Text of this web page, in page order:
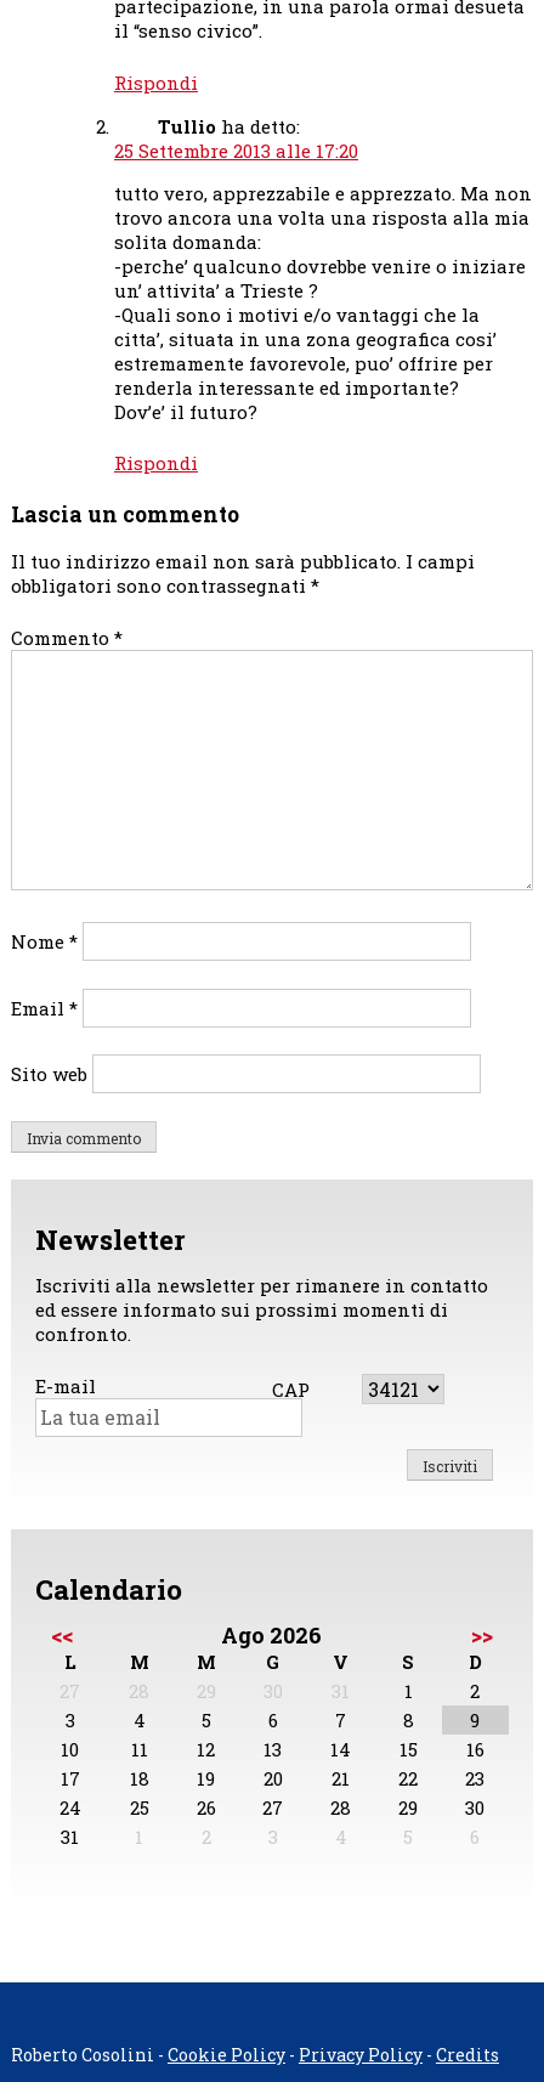
partecipazione, in una parola ormai desueta
il “senso civico”.
Rispondi
Tullio ha detto:
25 Settembre 2013 alle 17:20
tutto vero, apprezzabile e apprezzato. Ma non
trovo ancora una volta una risposta alla mia
solita domanda:
-perche’ qualcuno dovrebbe venire o iniziare
un’ attivita’ a Trieste ?
-Quali sono i motivi e/o vantaggi che la
citta’, situata in una zona geografica cosi’
estremamente favorevole, puo’ offrire per
renderla interessante ed importante?
Dov’e’ il futuro?
Rispondi
Lascia un commento
Il tuo indirizzo email non sarà pubblicato. I campi
obbligatori sono contrassegnati *
Commento *
Nome *
Email *
Sito web
Newsletter
Iscriviti alla newsletter per rimanere in contatto
ed essere informato sui prossimi momenti di
confronto.
E-mail CAP
Calendario
<< Ago 2026 >>
L M M G V S
D
27
28 29 30 31 1
2
3
4 5 6 7 8
9
10
11 12 13 14 15
16
17
18 19 20 21 22
23
24
25 26 27 28 29
30
31
1 2 3 4 5 6
Roberto Cosolini - Cookie Policy- Privacy Policy- Credits